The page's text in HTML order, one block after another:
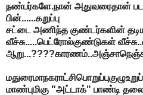
நண்பர்களே.நான் அதுவரைதான்
பின்......கறுப்பு
சட்டை அணிந்த குண்டர்களின்
வீச்சு.....பெட்ரோல்குண்டுகள்
மாண்புமிகு "அட்டாக்" பாண்டி